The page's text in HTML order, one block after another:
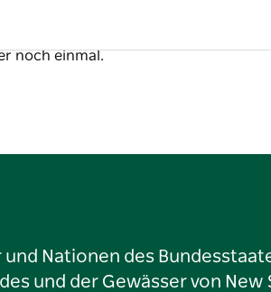
noch einmal.
Nationen des
und der Gewässer von New